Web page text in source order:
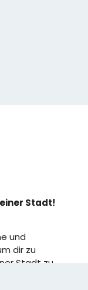
Stadt!
und
dir zu
Stadt zu